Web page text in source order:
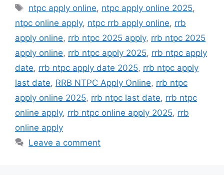
Tags
ntpc apply online, ntpc apply online 2025,
ntpc online apply, ntpc rrb apply online, rrb
apply online, rrb ntpc 2025 apply, rrb ntpc 2025
apply online, rrb ntpc apply 2025, rrb ntpc apply
date, rrb ntpc apply date 2025, rrb ntpc apply
last date, RRB NTPC Apply Online, rrb ntpc
apply online 2025, rrb ntpc last date, rrb ntpc
online apply, rrb ntpc online apply 2025, rrb
online apply
Leave a comment